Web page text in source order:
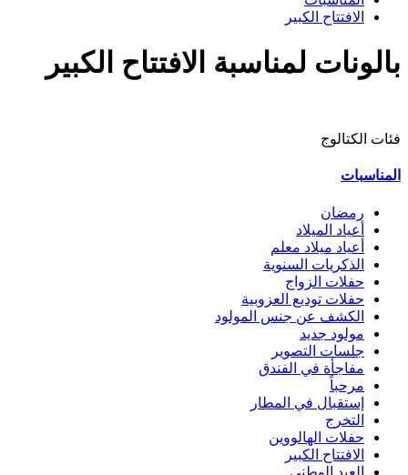
الافتتاح الكبير
بالونات لمناسبة الافتتاح الكبير
فئات الكتالوج
المناسبات
رمضان
أعياد الميلاد
أعياد ميلاد معلم
الذكريات السنوية
حفلات الزواج
حفلات توديع العزوبية
الكشف عن جنس المولود
مولود جديد
جلسات التصوير
مفاجأة في الفندق
مرحباً
إستقبال في المطار
التخرج
حفلات الهالووين
الافتتاح الكبير
العيد الوطني